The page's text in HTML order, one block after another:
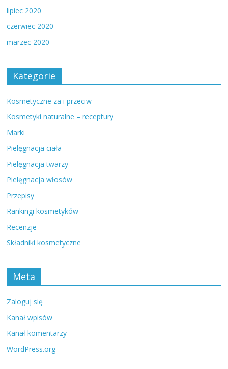
lipiec 2020
czerwiec 2020
marzec 2020
Kategorie
Kosmetyczne za i przeciw
Kosmetyki naturalne – receptury
Marki
Pielęgnacja ciała
Pielęgnacja twarzy
Pielęgnacja włosów
Przepisy
Rankingi kosmetyków
Recenzje
Składniki kosmetyczne
Meta
Zaloguj się
Kanał wpisów
Kanał komentarzy
WordPress.org